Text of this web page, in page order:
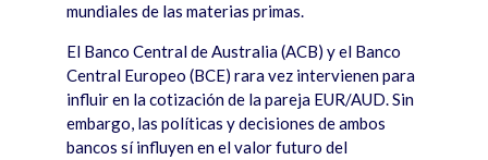
mundiales de las materias primas.
El Banco Central de Australia (ACB) y el Banco
Central Europeo (BCE) rara vez intervienen para
influir en la cotización de la pareja EUR/AUD. Sin
embargo, las políticas y decisiones de ambos
bancos síinfluyen en el valor futuro del